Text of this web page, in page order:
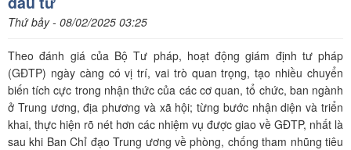
Thứ bảy - 08/02/2025 03:25
Theo đánh giá của Bộ Tư pháp, hoạt động giám định tư pháp
(GĐTP) ngày càng có vị trí, vai trò quan trọng, tạo nhiều chuyển
biến tích cực trong nhận thức của các cơ quan, tổ chức, ban ngành
ở Trung ương, địa phương và xã hội; từng bước nhận diện và triển
khai, thực hiện rõ nét hơn các nhiệm vụ được giao về GĐTP, nhất là
sau khi Ban Chỉ đạo Trung ương về phòng, chống tham nhũng tiêu